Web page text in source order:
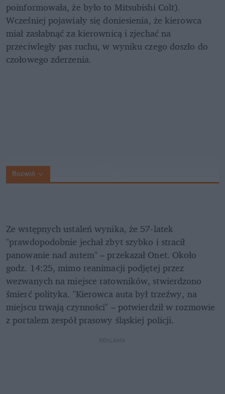
poinformowała, że było to Mitsubishi Colt).
Wcześniej pojawiały się doniesienia, że kierowca
miał zasłabnąć za kierownicą i zjechać na
przeciwległy pas ruchu, w wyniku czego doszło do
czołowego zderzenia.
Rozwiń
Ze wstępnych ustaleń wynika, że 57-latek
"prawdopodobnie jechał zbyt szybko i stracił
panowanie nad autem" – przekazał Onet. Około
godz. 14:25, mimo reanimacji podjętej przez
wezwanych na miejsce ratowników, stwierdzono
śmierć polityka. "Kierowca auta był trzeźwy, na
miejscu trwają czynności" – potwierdził w rozmowie
z portalem zespół prasowy śląskiej policji.
REKLAMA